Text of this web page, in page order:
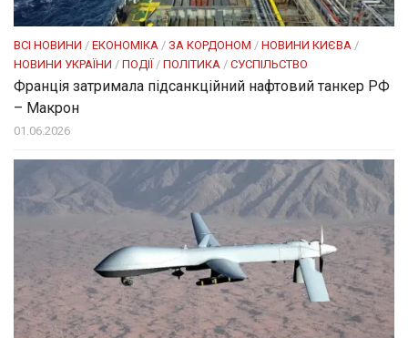
ВСІ НОВИНИ / ЕКОНОМІКА / ЗА КОРДОНОМ / НОВИНИ КИЄВА /
НОВИНИ УКРАЇНИ / ПОДІЇ / ПОЛІТИКА / СУСПІЛЬСТВО
Франція затримала підсанкційний нафтовий танкер РФ
– Макрон
01.06.2026